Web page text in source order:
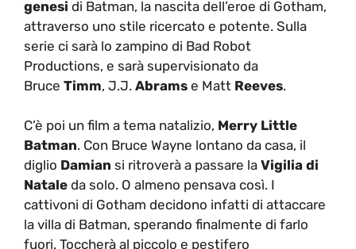
genesi di Batman, la nascita dell’eroe di Gotham,
attraverso uno stile ricercato e potente. Sulla
serie ci sarà lo zampino di Bad Robot
Productions, e sarà supervisionato da
Bruce Timm, J.J. Abrams e Matt Reeves.
C’è poi un film a tema natalizio, Merry Little
Batman. Con Bruce Wayne lontano da casa, il
diglio Damian si ritroverà a passare la Vigilia di
Natale da solo. O almeno pensava così. I
cattivoni di Gotham decidono infatti di attaccare
la villa di Batman, sperando finalmente di farlo
fuori. Toccherà al piccolo e pestifero